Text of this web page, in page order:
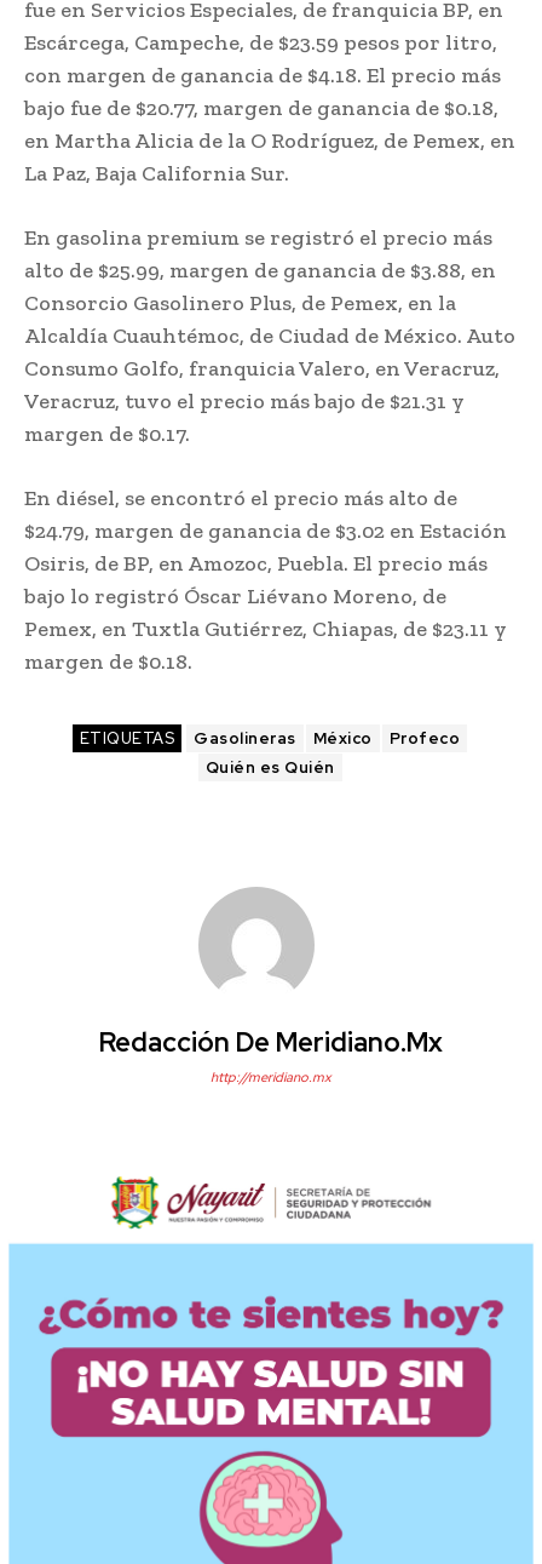
fue en Servicios Especiales, de franquicia BP, en
Escárcega, Campeche, de $23.59 pesos por litro,
con margen de ganancia de $4.18. El precio más
bajo fue de $20.77, margen de ganancia de $0.18,
en Martha Alicia de la O Rodríguez, de Pemex, en
La Paz, Baja California Sur.
En gasolina premium se registró el precio más
alto de $25.99, margen de ganancia de $3.88, en
Consorcio Gasolinero Plus, de Pemex, en la
Alcaldía Cuauhtémoc, de Ciudad de México. Auto
Consumo Golfo, franquicia Valero, en Veracruz,
Veracruz, tuvo el precio más bajo de $21.31 y
margen de $0.17.
En diésel, se encontró el precio más alto de
$24.79, margen de ganancia de $3.02 en Estación
Osiris, de BP, en Amozoc, Puebla. El precio más
bajo lo registró Óscar Liévano Moreno, de
Pemex, en Tuxtla Gutiérrez, Chiapas, de $23.11 y
margen de $0.18.
ETIQUETAS Gasolineras México
Profeco
Quién es Quién
Redacción De Meridiano.mx
http://meridiano.mx